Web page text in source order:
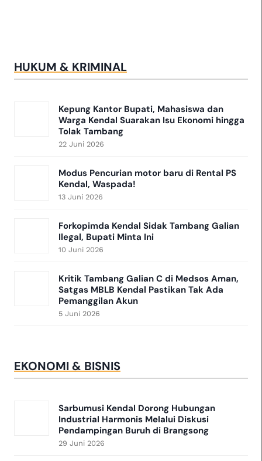
HUKUM & KRIMINAL
Kepung Kantor Bupati, Mahasiswa dan
Warga Kendal Suarakan Isu Ekonomi hingga
Tolak Tambang
22 Juni 2026
​Modus Pencurian motor baru di Rental PS
Kendal, Waspada!
13 Juni 2026
Forkopimda Kendal Sidak Tambang Galian
Ilegal, Bupati Minta Ini
10 Juni 2026
Kritik Tambang Galian C di Medsos Aman,
Satgas MBLB Kendal Pastikan Tak Ada
Pemanggilan Akun
5 Juni 2026
EKONOMI & BISNIS
Sarbumusi Kendal Dorong Hubungan
Industrial Harmonis Melalui Diskusi
Pendampingan Buruh di Brangsong
29 Juni 2026